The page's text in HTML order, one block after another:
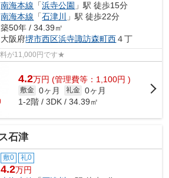
南海本線 「浜寺公園 」駅 徒歩15分
南海本線 「石津川
」駅 徒歩22分
築50年 / 34.39㎡
大阪府堺市西区浜寺諏訪森町西４丁
が11,000円です★
4.2万円 (管理費等：1,100円 )
敷金 0ヶ月 礼金 0ヶ月
1-2階 / 3DK / 34.39㎡
石津
敷0 礼0
4.2万円